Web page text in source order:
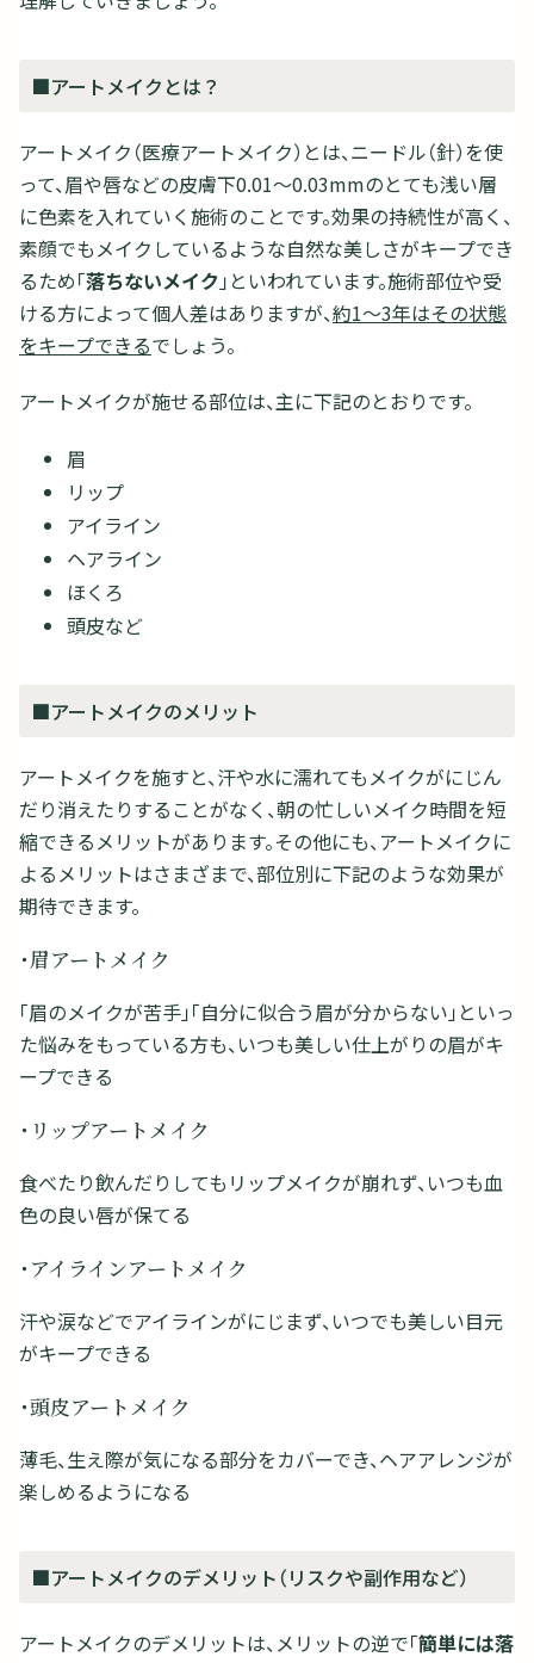
■アートメイクとは？
アートメイク（医療アートメイク）とは、ニードル（針）を使
って、眉や唇などの皮膚下0.01～0.03mmのとても浅い層
に色素を入れていく施術のことです。効果の持続性が高く、
素顔でもメイクしているような自然な美しさがキープでき
るため「落ちないメイク」といわれています。施術部位や受
ける方によって個人差はありますが、約1～3年はその状態
をキープできるでしょう。
アートメイクが施せる部位は、主に下記のとおりです。
眉
リップ
アイライン
ヘアライン
ほくろ
頭皮など
■アートメイクのメリット
アートメイクを施すと、汗や水に濡れてもメイクがにじん
だり消えたりすることがなく、朝の忙しいメイク時間を短
縮できるメリットがあります。その他にも、アートメイクに
よるメリットはさまざまで、部位別に下記のような効果が
期待できます。
・眉アートメイク
「眉のメイクが苦手」「自分に似合う眉が分からない」といっ
た悩みをもっている方も、いつも美しい仕上がりの眉がキ
ープできる
・リップアートメイク
食べたり飲んだりしてもリップメイクが崩れず、いつも血
色の良い唇が保てる
・アイラインアートメイク
汗や涙などでアイラインがにじまず、いつでも美しい目元
がキープできる
・頭皮アートメイク
薄毛、生え際が気になる部分をカバーでき、ヘアアレンジが
楽しめるようになる
■アートメイクのデメリット（リスクや副作用など）
アートメイクのデメリットは、メリットの逆で「簡単には落